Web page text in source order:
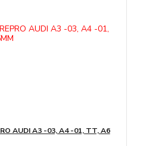
AUDI A3 -03, A4 -01, TT, A6